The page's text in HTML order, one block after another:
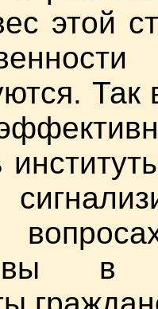
этой
в